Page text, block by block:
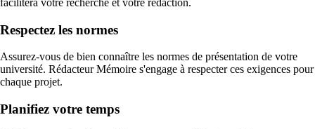
facilitera votre recherche et votre rédaction.
Respectez les normes
Assurez-vous de bien connaître les normes de présentation de votre
université. Rédacteur Mémoire s'engage à respecter ces exigences pour
chaque projet.
Planifiez votre temps